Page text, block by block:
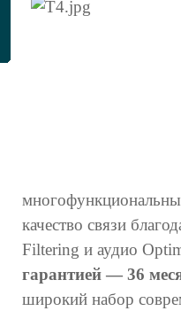
качество связи
Filtering и аудио
гарантией — 36
широкий набор